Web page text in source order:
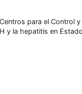
para el Control
y la hepatitis en